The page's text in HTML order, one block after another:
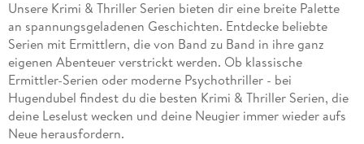
Unsere Krimi & Thriller Serien bieten dir eine breite Palette
an spannungsgeladenen Geschichten. Entdecke beliebte
Serien mit Ermittlern, die von Band zu Band in ihre ganz
eigenen Abenteuer verstrickt werden. Ob klassische
Ermittler-Serien oder moderne Psychothriller - bei
Hugendubel findest du die besten Krimi & Thriller Serien, die
deine Leselust wecken und deine Neugier immer wieder aufs
Neue herausfordern.